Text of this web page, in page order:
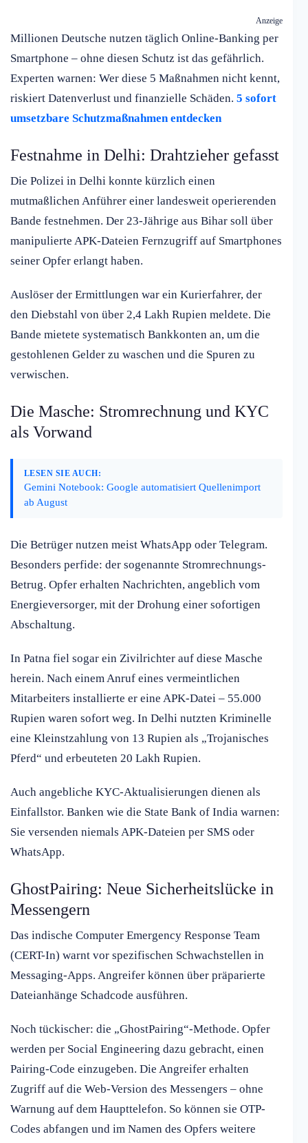
Anzeige
Millionen Deutsche nutzen täglich Online-Banking per
Smartphone – ohne diesen Schutz ist das gefährlich.
Experten warnen: Wer diese 5 Maßnahmen nicht kennt,
riskiert Datenverlust und finanzielle Schäden. 5 sofort
umsetzbare Schutzmaßnahmen entdecken
Festnahme in Delhi: Drahtzieher gefasst
Die Polizei in Delhi konnte kürzlich einen
mutmaßlichen Anführer einer landesweit operierenden
Bande festnehmen. Der 23-Jährige aus Bihar soll über
manipulierte APK-Dateien Fernzugriff auf Smartphones
seiner Opfer erlangt haben.
Auslöser der Ermittlungen war ein Kurierfahrer, der
den Diebstahl von über 2,4 Lakh Rupien meldete. Die
Bande mietete systematisch Bankkonten an, um die
gestohlenen Gelder zu waschen und die Spuren zu
verwischen.
Die Masche: Stromrechnung und KYC
als Vorwand
LESEN SIE AUCH:
Gemini Notebook: Google automatisiert Quellenimport
ab August
Die Betrüger nutzen meist WhatsApp oder Telegram.
Besonders perfide: der sogenannte Stromrechnungs-
Betrug. Opfer erhalten Nachrichten, angeblich vom
Energieversorger, mit der Drohung einer sofortigen
Abschaltung.
In Patna fiel sogar ein Zivilrichter auf diese Masche
herein. Nach einem Anruf eines vermeintlichen
Mitarbeiters installierte er eine APK-Datei – 55.000
Rupien waren sofort weg. In Delhi nutzten Kriminelle
eine Kleinstzahlung von 13 Rupien als „Trojanisches
Pferd“ und erbeuteten 20 Lakh Rupien.
Auch angebliche KYC-Aktualisierungen dienen als
Einfallstor. Banken wie die State Bank of India warnen:
Sie versenden niemals APK-Dateien per SMS oder
WhatsApp.
GhostPairing: Neue Sicherheitslücke in
Messengern
Das indische Computer Emergency Response Team
(CERT-In) warnt vor spezifischen Schwachstellen in
Messaging-Apps. Angreifer können über präparierte
Dateianhänge Schadcode ausführen.
Noch tückischer: die „GhostPairing“-Methode. Opfer
werden per Social Engineering dazu gebracht, einen
Pairing-Code einzugeben. Die Angreifer erhalten
Zugriff auf die Web-Version des Messengers – ohne
Warnung auf dem Haupttelefon. So können sie OTP-
Codes abfangen und im Namen des Opfers weitere